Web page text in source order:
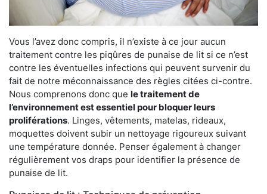
Vous l’avez donc compris, il n’existe à ce jour aucun
traitement contre les piqûres de punaise de lit si ce n’est
contre les éventuelles infections qui peuvent survenir du
fait de notre méconnaissance des règles citées ci-contre.
Nous comprenons donc que le traitement de
l’environnement est essentiel pour bloquer leurs
proliférations. Linges, vêtements, matelas, rideaux,
moquettes doivent subir un nettoyage rigoureux suivant
une température donnée. Penser également à changer
régulièrement vos draps pour identifier la présence de
punaise de lit.